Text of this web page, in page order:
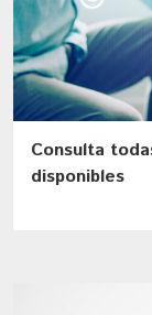
Consulta
disponibles